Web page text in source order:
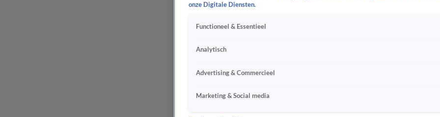
onze Digitale Diensten.
Functioneel & Essentieel
Analytisch
Advertising & Commercieel
Marketing & Social media